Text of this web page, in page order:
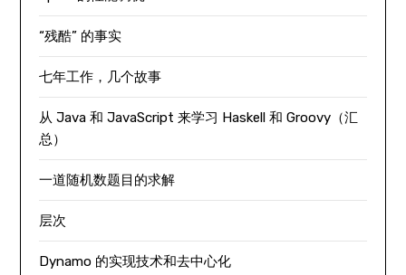
“残酷” 的事实
七年工作，几个故事
从 Java 和 JavaScript 来学习 Haskell 和 Groovy（汇
总）
一道随机数题目的求解
层次
Dynamo 的实现技术和去中心化